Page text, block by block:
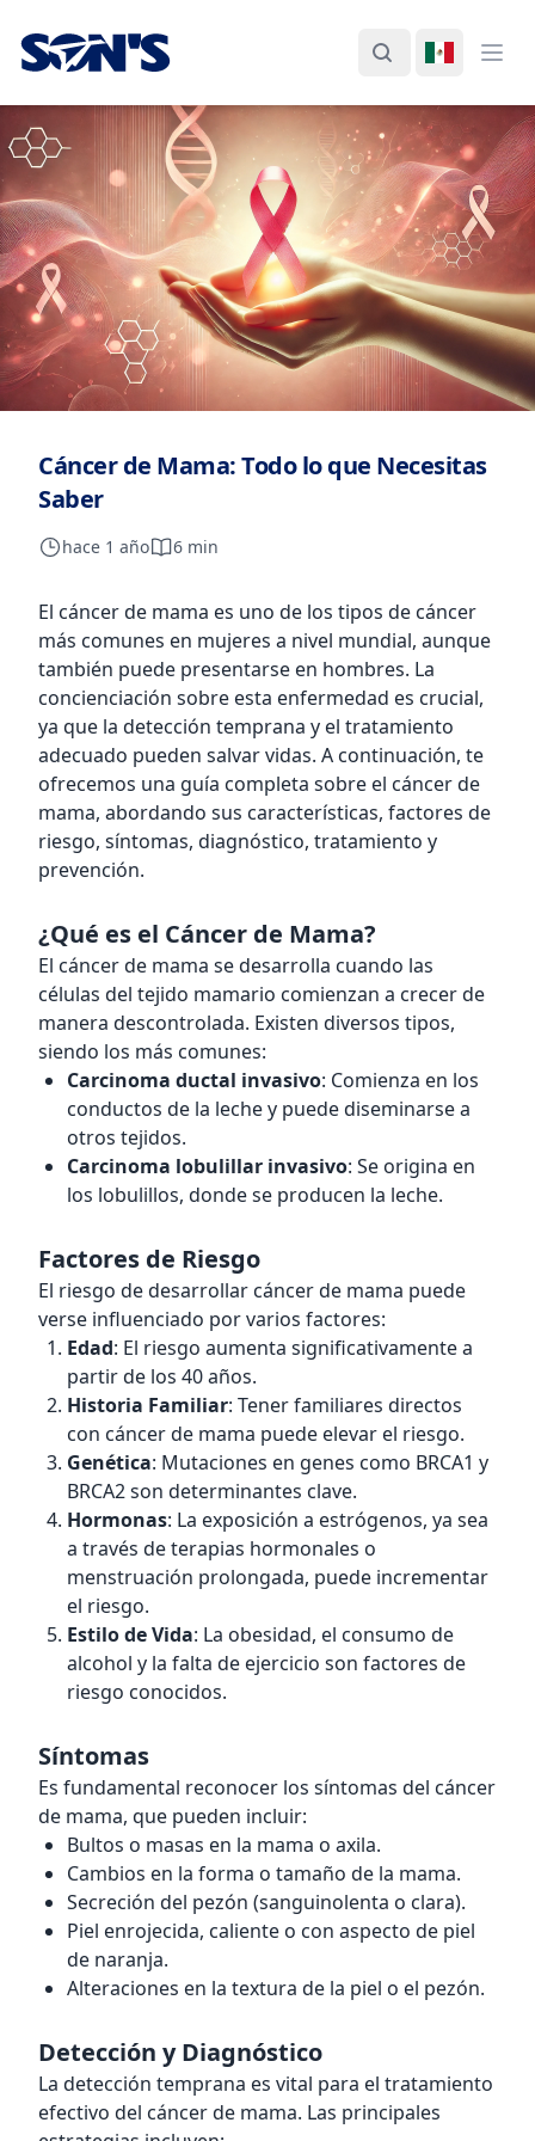
Laboratorios Química Son's
BuscarCambiar
Cáncer de Mama: Todo lo que Necesitas
Saber
hace 1 año 6 min
El cáncer de mama es uno de los tipos de cáncer
más comunes en mujeres a nivel mundial, aunque
también puede presentarse en hombres. La
concienciación sobre esta enfermedad es crucial,
ya que la detección temprana y el tratamiento
adecuado pueden salvar vidas. A continuación, te
ofrecemos una guía completa sobre el cáncer de
mama, abordando sus características, factores de
riesgo, síntomas, diagnóstico, tratamiento y
prevención.
¿Qué es el Cáncer de Mama?
El cáncer de mama se desarrolla cuando las
células del tejido mamario comienzan a crecer de
manera descontrolada. Existen diversos tipos,
siendo los más comunes:
Carcinoma ductal invasivo: Comienza en los
conductos de la leche y puede diseminarse a
otros tejidos.
Carcinoma lobulillar invasivo: Se origina en
los lobulillos, donde se producen la leche.
Factores de Riesgo
El riesgo de desarrollar cáncer de mama puede
verse influenciado por varios factores:
Edad: El riesgo aumenta significativamente a
partir de los 40 años.
Historia Familiar: Tener familiares directos
con cáncer de mama puede elevar el riesgo.
Genética: Mutaciones en genes como BRCA1 y
BRCA2 son determinantes clave.
Hormonas: La exposición a estrógenos, ya sea
a través de terapias hormonales o
menstruación prolongada, puede incrementar
el riesgo.
Estilo de Vida: La obesidad, el consumo de
alcohol y la falta de ejercicio son factores de
riesgo conocidos.
Síntomas
Es fundamental reconocer los síntomas del cáncer
de mama, que pueden incluir:
Bultos o masas en la mama o axila.
Cambios en la forma o tamaño de la mama.
Secreción del pezón (sanguinolenta o clara).
Piel enrojecida, caliente o con aspecto de piel
de naranja.
Alteraciones en la textura de la piel o el pezón.
Detección y Diagnóstico
La detección temprana es vital para el tratamiento
efectivo del cáncer de mama. Las principales